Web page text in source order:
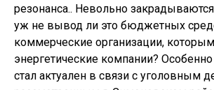
резонанса.. Невольно
уж не вывод ли это бюджетных
коммерческие организации,
энергетические компании?
стал актуален в связи с уголовным